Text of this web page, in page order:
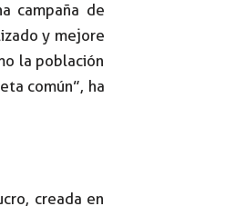
campaña de
y mejore
la población
común”, ha
creada en